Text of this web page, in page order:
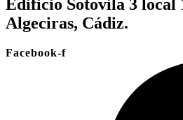
Edificio Sotovila 3 local
Algeciras, Cádiz.
Facebook-f